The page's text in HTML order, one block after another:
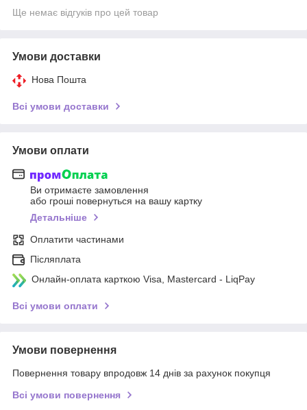
Ще немає відгуків про цей товар
Умови доставки
Нова Пошта
Всі умови доставки
Умови оплати
Ви отримаєте замовлення
або гроші повернуться на вашу картку
Детальніше
Оплатити частинами
Післяплата
Онлайн-оплата карткою Visa, Mastercard - LiqPay
Всі умови оплати
Умови повернення
Повернення товару впродовж 14 днів за рахунок покупця
Всі умови повернення